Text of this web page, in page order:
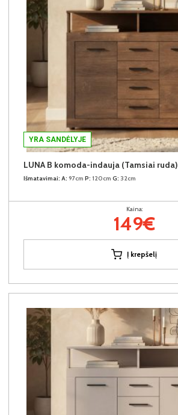
YRA SANDĖLYJE
LUNA B komoda-indauja (Tamsiai ruda)
Išmatavimai: A: 97cm P: 120cm G: 32cm
Kaina:
149€
Į krepšelį